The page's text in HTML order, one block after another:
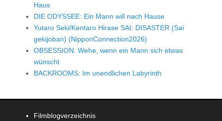
Haus
DIE ODYSSEE: Ein Mann will nach Hause
Yutaro Seki/Kentaro Hirase SAI: DISASTER (Sai
gekijoban) (NipponConnection2026)
OBSESSION: Wehe, wenn ein Mann sich etwas
wünscht
BACKROOMS: Im unendlichen Labyrinth
Filmblogverzeichnis